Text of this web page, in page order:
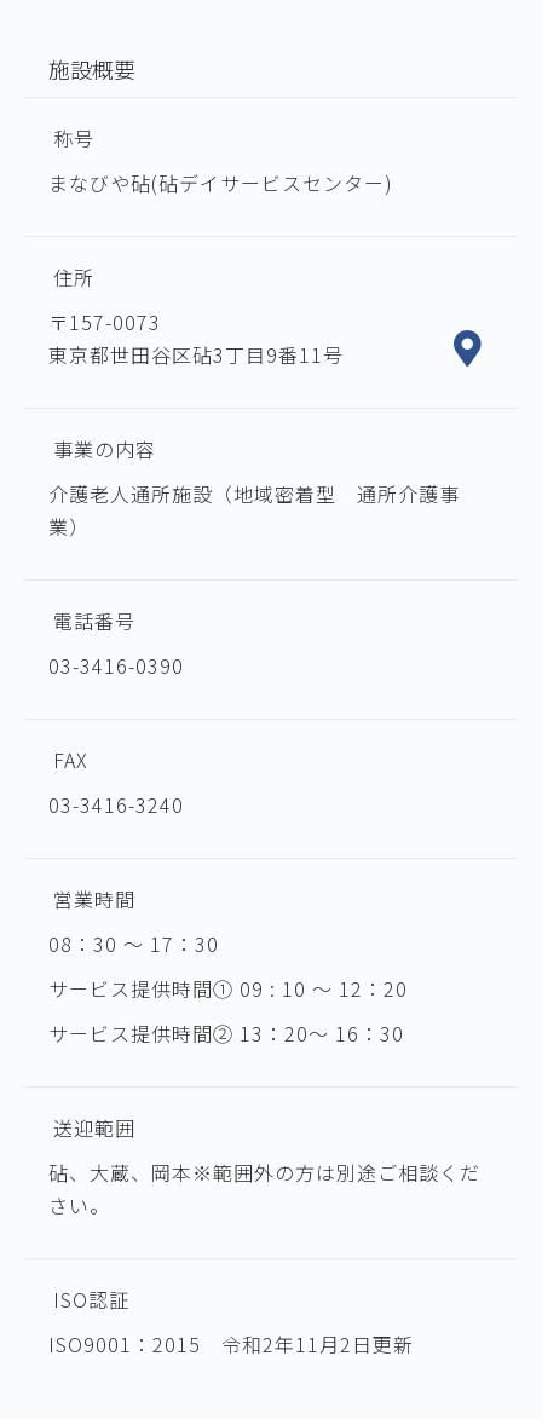
施設概要
称号
まなびや砧(砧デイサービスセンター)
住所
〒157-0073
東京都世田谷区砧3丁目9番11号
事業の内容
介護老人通所施設（地域密着型 通所介護事
業）
電話番号
03-3416-0390
FAX
03-3416-3240
営業時間
08：30 ～ 17：30
サービス提供時間① 09 : 10 ～ 12：20
サービス提供時間② 13：20～ 16：30
送迎範囲
砧、大蔵、岡本※範囲外の方は別途ご相談くだ
さい。
ISO認証
ISO9001：2015 令和2年11月2日更新